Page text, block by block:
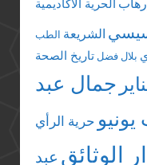
الحرية الأكاديمية
الشريعة الطب
بلال فضل تاريخ الصحة
جمال عبد
حرية الرأي
الوثائق عبد